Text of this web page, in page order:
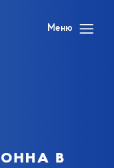
Меню
в